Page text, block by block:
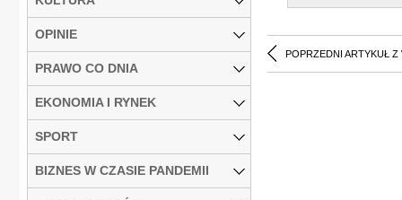
POPRZEDNI ARTYKUŁ Z
OPINIE
PRAWO CO DNIA
EKONOMIA I RYNEK
SPORT
BIZNES W CZASIE PANDEMII